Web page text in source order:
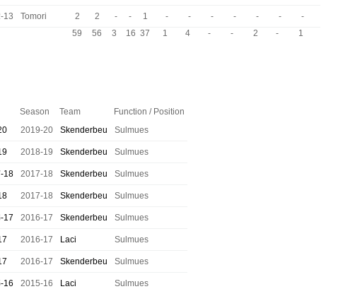
13 Tomori 2 2 - - 1 - - - - - -
-
59 56 3 16 37 1 4 - - 2 - 1
Season Team
Function / Position
2019-20 Skenderbeu Sulmues
2018-19 Skenderbeu Sulmues
18 2017-18 Skenderbeu Sulmues
2017-18 Skenderbeu Sulmues
17 2016-17 Skenderbeu Sulmues
2016-17 Laci Sulmues
2016-17 Skenderbeu Sulmues
16 2015-16 Laci Sulmues